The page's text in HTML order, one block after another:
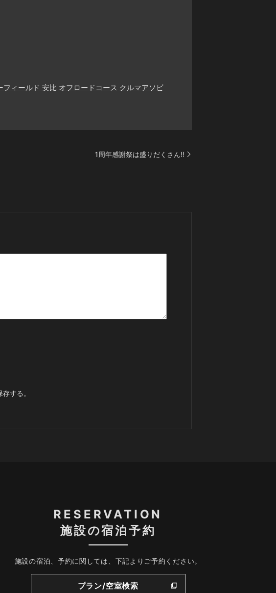
フィールド 安比 オフロードコース クルマアソビ
1周年感謝祭は盛りだくさん!!
する。
RESERVATION
施設の宿泊予約
施設の宿泊、予約に関しては、下記よりご予約ください。
プラン/空室検索